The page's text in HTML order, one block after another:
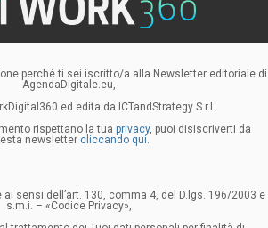
perché ti sei iscritto/a alla Newsletter editoriale di
AgendaDigitale.eu,
ed edita da ICTandStrategy S.r.l.
rispettano la tua privacy, puoi disiscriverti da
newsletter cliccando qui.
sensi dell’art. 130, comma 4, del D.lgs. 196/2003 e
s.m.i. – «Codice Privacy»,